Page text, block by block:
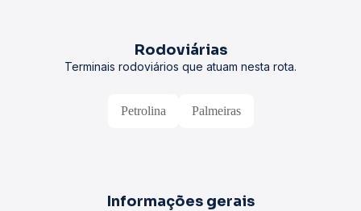
Rodoviárias
Terminais rodoviários que atuam nesta rota.
Petrolina Palmeiras
Informações gerais